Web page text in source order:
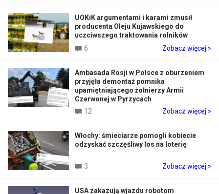
UOKiK argumentami i karami zmusił
producenta Oleju Kujawskiego do
uczciwszego traktowania rolników
6
Zobacz więcej »
Ambasada Rosji w Polsce z oburzeniem
przyjęła demontaż pomnika
upamiętniającego żołnierzy Armii
Czerwonej w Pyrzycach
12
Zobacz więcej »
Włochy: śmieciarze pomogli kobiecie
odzyskać szczęśliwy los na loterię
3 Zobacz więcej »
USA zakazują wjazdu robotom